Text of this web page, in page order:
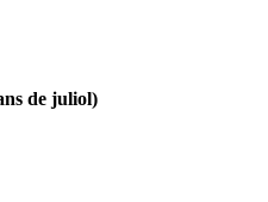
de juliol)